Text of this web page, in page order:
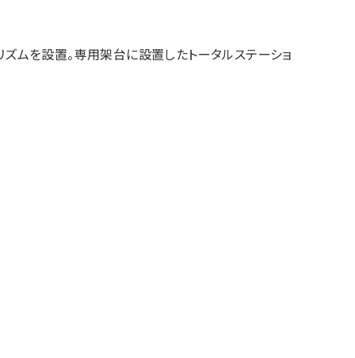
ムを設置。専用架台に設置したトータルステーショ